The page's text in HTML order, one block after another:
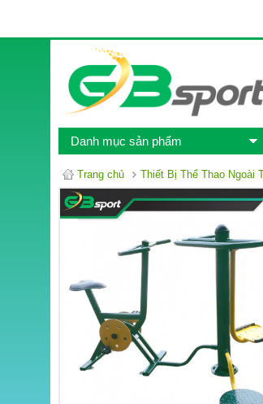
Danh mục sản phẩm
Trang chủ Thiết Bị Thể Thao Ngoài